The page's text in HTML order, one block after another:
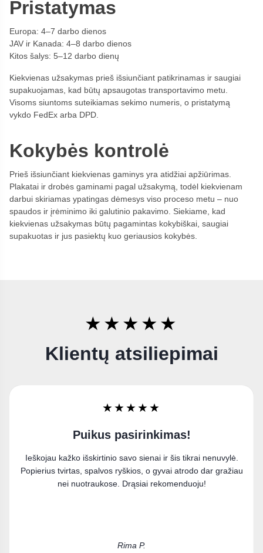
Pristatymas
Europa: 4–7 darbo dienos
JAV ir Kanada: 4–8 darbo dienos
Kitos šalys: 5–12 darbo dienų
Kiekvienas užsakymas prieš išsiunčiant patikrinamas ir saugiai
supakuojamas, kad būtų apsaugotas transportavimo metu.
Visoms siuntoms suteikiamas sekimo numeris, o pristatymą
vykdo FedEx arba DPD.
Kokybės kontrolė
Prieš išsiunčiant kiekvienas gaminys yra atidžiai apžiūrimas.
Plakatai ir drobės gaminami pagal užsakymą, todėl kiekvienam
darbui skiriamas ypatingas dėmesys viso proceso metu – nuo
spaudos ir įrėminimo iki galutinio pakavimo. Siekiame, kad
kiekvienas užsakymas būtų pagamintas kokybiškai, saugiai
supakuotas ir jus pasiektų kuo geriausios kokybės.
★★★★★
Klientų atsiliepimai
★★★★★
Labai džiaugiuosi
Užsisakiau paveikslą ant drobės ir esu labai patenkinta
pirkiniu. Puikiai įsilieja į mano interjerą.
Kristina D.